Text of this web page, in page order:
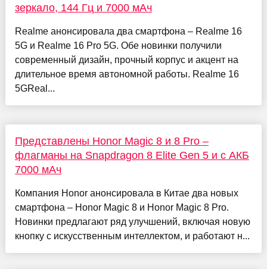
зеркало, 144 Гц и 7000 мАч
Realme анонсировала два смартфона – Realme 16
5G и Realme 16 Pro 5G. Обе новинки получили
современный дизайн, прочный корпус и акцент на
длительное время автономной работы. Realme 16
5GReal...
Представлены Honor Magic 8 и 8 Pro –
флагманы на Snapdragon 8 Elite Gen 5 и с АКБ
7000 мАч
Компания Honor анонсировала в Китае два новых
смартфона – Honor Magic 8 и Honor Magic 8 Pro.
Новинки предлагают ряд улучшений, включая новую
кнопку с искусственным интеллектом, и работают н...